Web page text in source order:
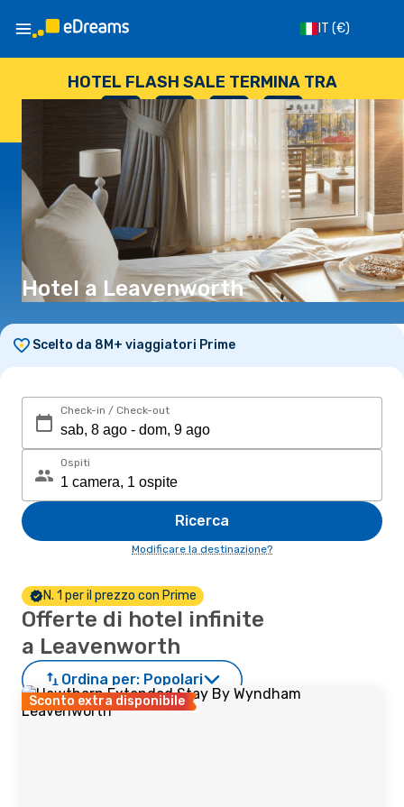
IT (€)
HOTEL FLASH SALE TERMINA TRA
--
GIORNI
: --
ORE
: --
SECONDI
Hotel a Leavenworth
Scelto da 8M+ viaggiatori Prime
Check-in / Check-out
Ospiti
Ricerca
Modificare la destinazione?
N. 1 per il prezzo con Prime
Offerte di hotel infinite
a Leavenworth
Ordina per: Popolari
Sconto extra disponibile